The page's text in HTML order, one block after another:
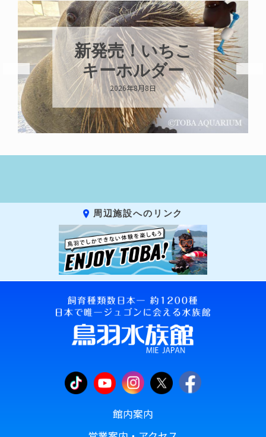
新発売！いちこ
キーホルダー
2026年8月8日
周辺施設へのリンク
館内案内